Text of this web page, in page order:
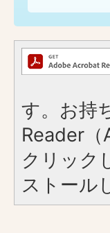
す。お持
Reader
クリック
ストール